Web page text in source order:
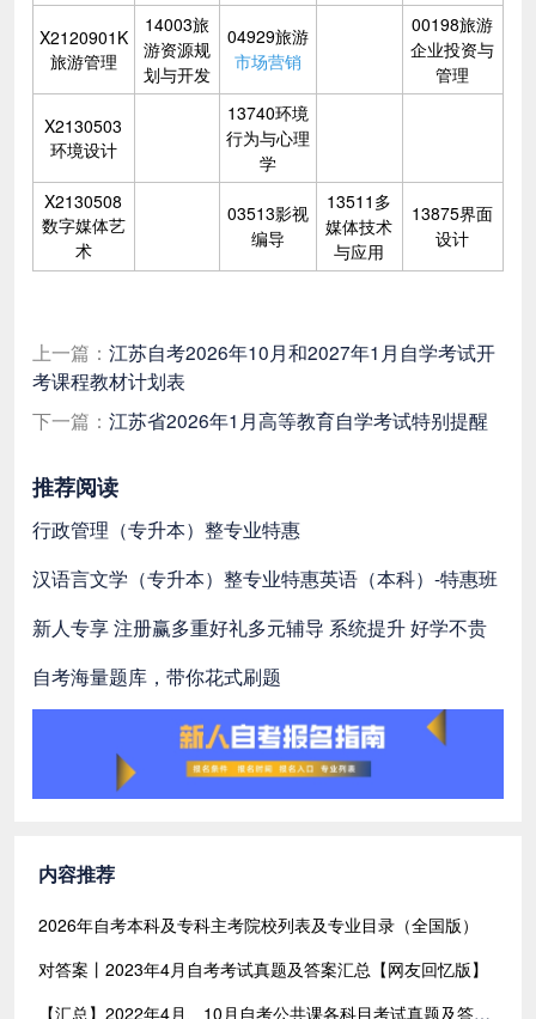
X2120901K
旅游管理
14003旅
游资源规
划与开发
04929旅游
市场营销
00198旅游
企业投资与
管理
X2130503
环境设计
13740环境
行为与心理
学
X2130508
数字媒体艺
术
03513影视
编导
13511多
媒体技术
与应用
13875界面
设计
上一篇： 江苏自考2026年10月和2027年1月自学考试开
考课程教材计划表
下一篇： 江苏省2026年1月高等教育自学考试特别提醒
推荐阅读
行政管理（专升本）整专业特惠
汉语言文学（专升本）整专业特惠英语（本科）-特惠班
新人专享 注册赢多重好礼多元辅导 系统提升 好学不贵
自考海量题库，带你花式刷题
内容推荐
2026年自考本科及专科主考院校列表及专业目录（全国版）
对答案丨2023年4月自考考试真题及答案汇总【网友回忆版】
【汇总】2022年4月、10月自考公共课各科目考试真题及答案汇总（共含24科目）